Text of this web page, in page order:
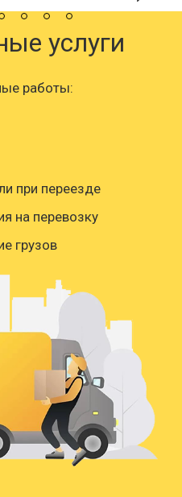
услуги
работы:
при переезде
на перевозку
грузов